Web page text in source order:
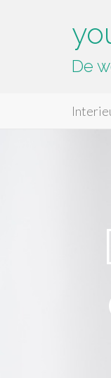
De
Primaryyour-